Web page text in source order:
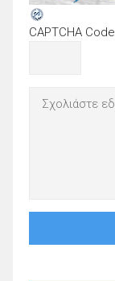
CAPTCHA Code